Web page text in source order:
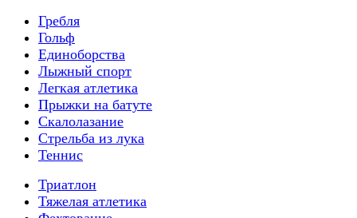
Гребля
Гольф
Единоборства
Лыжный спорт
Легкая атлетика
Прыжки на батуте
Скалолазание
Стрельба из лука
Теннис
Триатлон
Тяжелая атлетика